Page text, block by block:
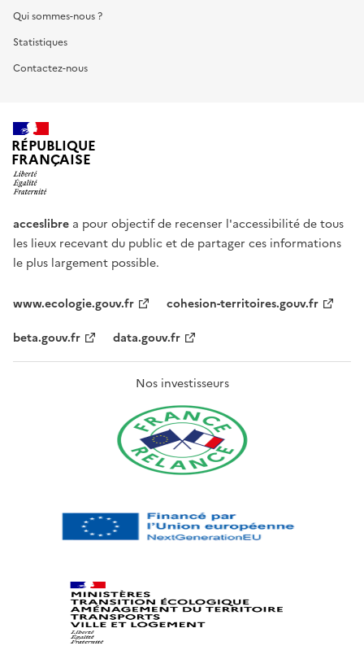
Qui sommes-nous ?
Statistiques
Contactez-nous
RÉPUBLIQUE
FRANÇAISE
acceslibre a pour objectif de recenser l'accessibilité de tous
les lieux recevant du public et de partager ces informations
le plus largement possible.
www.ecologie.gouv.fr
cohesion-territoires.gouv.fr
beta.gouv.fr
data.gouv.fr
Nos investisseurs